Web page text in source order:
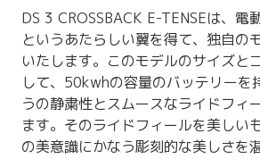
DS 3 CROSSBACK E-TENSEは、電
というあたらしい翼を得て、独自の
いたします。このモデルのサイズと
して、50kwhの容量のバッテリーを
うの静粛性とスムースなライドフィ
ます。そのライドフィールを美しい
の美意識にかなう彫刻的な美しさを